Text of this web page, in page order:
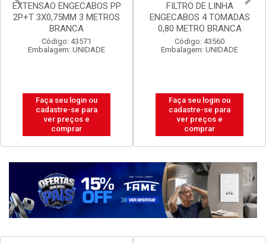
FILTRO DE LINHA
ENGECABOS 4 TOMADAS
0,80 METRO BRANCA
Código: 43560
Embalagem: UNIDADE
Faça seu login ou
cadastre-se para
ver preços e
comprar
FILTRO DE LINHA
ENGECABOS 3 TOMADAS
0,80 METRO BRANCA
Código: 43558
Embalagem: UNIDADE
Faça seu login ou
cadastre-se para
ver preços e
comprar